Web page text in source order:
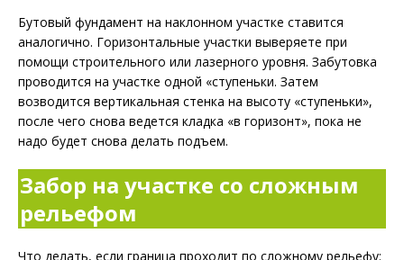
Бутовый фундамент на наклонном участке ставится
аналогично. Горизонтальные участки выверяете при
помощи строительного или лазерного уровня. Забутовка
проводится на участке одной «ступеньки. Затем
возводится вертикальная стенка на высоту «ступеньки»,
после чего снова ведется кладка «в горизонт», пока не
надо будет снова делать подъем.
Забор на участке со сложным
рельефом
Что делать, если граница проходит по сложному рельефу: